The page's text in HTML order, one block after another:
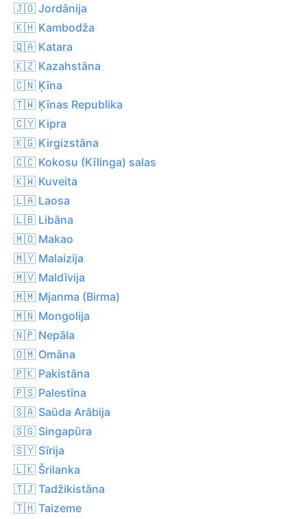
🇯🇴 Jordānija
🇰🇭 Kambodža
🇶🇦 Katara
🇰🇿 Kazahstāna
🇨🇳 Ķīna
🇹🇼 Ķīnas Republika
🇨🇾 Kipra
🇰🇬 Kirgizstāna
🇨🇨 Kokosu (Kīlinga) salas
🇰🇼 Kuveita
🇱🇦 Laosa
🇱🇧 Libāna
🇲🇴 Makao
🇲🇾 Malaizija
🇲🇻 Maldīvija
🇲🇲 Mjanma (Birma)
🇲🇳 Mongolija
🇳🇵 Nepāla
🇴🇲 Omāna
🇵🇰 Pakistāna
🇵🇸 Palestīna
🇸🇦 Saūda Arābija
🇸🇬 Singapūra
🇸🇾 Sīrija
🇱🇰 Šrilanka
🇹🇯 Tadžikistāna
🇹🇭 Taizeme